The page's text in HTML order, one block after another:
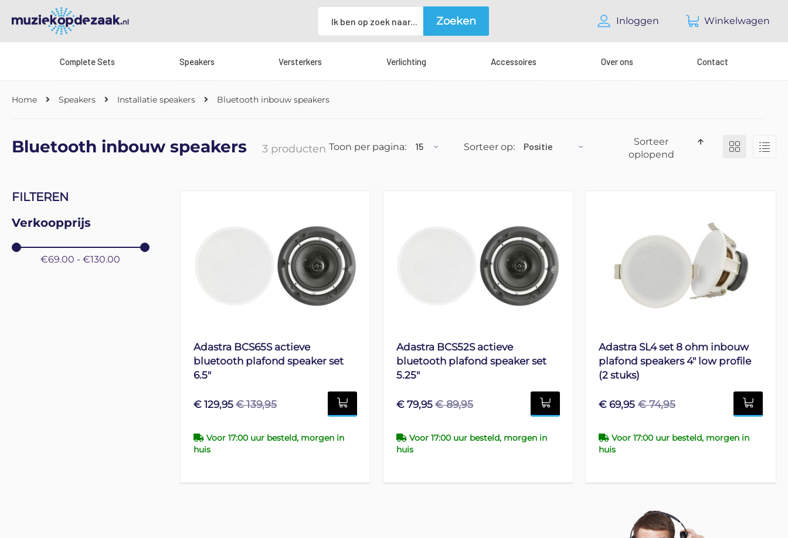
Zoeken Inloggen Winkelwagen
Complete Sets Speakers Versterkers Verlichting Accessoires Over ons Contact
Home Speakers Installatie speakers Bluetooth inbouw speakers
Bluetooth inbouw speakers 3 producten Toon per pagina: Sorteer op
Sorteer
oplopend
Tonen
als
Foto-
tabel
Lijst
Adastra BCS65S actieve
bluetooth plafond speaker set
6.5"
€ 129,95 € 139,95
Voor 17:00 uur besteld, morgen in
huis
Adastra BCS52S actieve
bluetooth plafond speaker set
5.25"
€ 79,95 € 89,95
Voor 17:00 uur besteld, morgen in
huis
Adastra SL4 set 8 ohm inbouw
plafond speakers 4" low profile
(2 stuks)
€ 69,95 € 74,95
Voor 17:00 uur besteld, morgen in
huis
FILTEREN
Verkoopprijs
€69.00 - €130.00